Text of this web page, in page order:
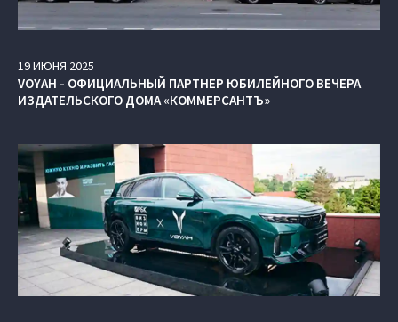
19ИЮНЯ 2025
VOYAH - ОФИЦИАЛЬНЫЙ ПАРТНЕР ЮБИЛЕЙНОГО ВЕЧЕРА
ИЗДАТЕЛЬСКОГО ДОМА «КОММЕРСАНТЪ»